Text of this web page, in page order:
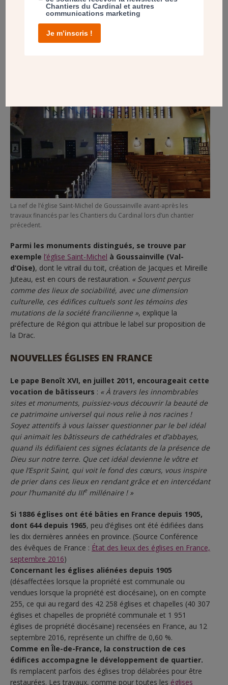
la loi de séparation des Églises et de l’État
années 2000.
La nef de l’église Saint-Michel de Goussainville avant-après les
travaux financés par les Chantiers du Cardinal lors d’un chantier
précedent.
Parmi les monuments distingués, se trouve par
exemple l’église Saint-Michel à Goussainville (Val-
d’Oise), dont le vitrail du toit, création de Jacques et Mireille
Juteau, est en cours de restauration. « Souvent perçus
comme des lieux de sociabilité, avec une dimension
culturelle, ces édifices cultuels sont les témoins des
mutations de la société francilienne », explique la
préfecture de Région qui attribue le label sur proposition de
la Drac.
NOUVELLES ÉGLISES EN FRANCE
Le pape Benoît XVI, en juillet 2011, encourageait cette
vocation de bâtisseurs : « À travers les innombrables
sites et monuments, puissiez-vous découvrir la beauté de
ce patrimoine universel qui nous relie à nos racines !
Soyez attentifs à vous laisser questionner par le bel idéal
qui animait les bâtisseurs de cathédrales et d’abbayes,
quand ils édifiaient ces signes éclatants de la présence de
Dieu sur notre terre. Que cet idéal devienne le vôtre et
que l’Esprit Saint, qui voit le fond des cœurs, vous inspire
de prier dans ces lieux en rendant grâce et en intercédant
pour l’humanité du IIIe millénaire ! »
Si 1886 églises ont été bâties en France depuis 1905,
dont 644 depuis 1965, peu d’églises ont été édifiées dans
les dix dernières années en province. (Source Conférence
des évêques de France : État des lieux des églises en France,
septembre 2016)
Concernant les églises aliénées depuis 1905
(désaffectées lorsque la propriété est communale ou
vendues lorsque la propriété est diocésaine), on en compte
255, ce qui au regard des 42 258 églises et chapelles (40 307
églises et chapelles de propriété communale et 1 951
églises de propriété diocésaine) recensées en France, au 12
septembre 2016, représente un chiffre de 0,60 %.
Comme en Île-de-France, la construction de ces
édifices accompagne le développement de quartier.
Ils remplacent parfois des églises trop délabrées pour être
restaurées. Les travaux, comme pour toutes les églises
Chantiers du Cardinal et autres
communications marketing
Je m’inscris !